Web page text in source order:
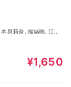
¥1,650